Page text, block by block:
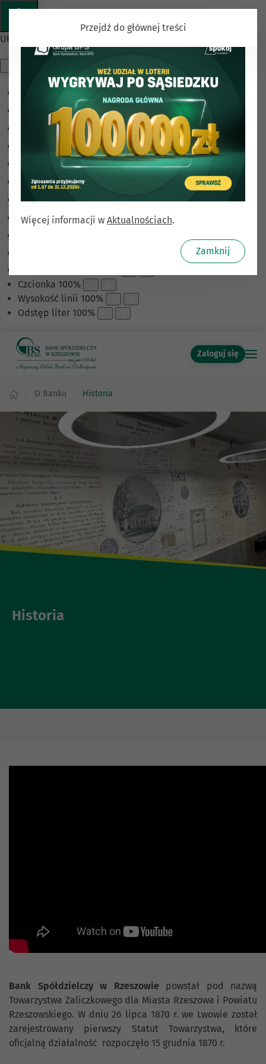
Ułatwienia dostępu
Monochromatyczny
Ciemny kontrast
Jasny kontrast
Niskie nasycenie
Wysokie nasycenie
Zaznacz linki
Zaznacz nagłówki
Czcionka 100%
Wysokość linii 100%
Odstęp liter 100%
Przejdź do głównej treści
Zaloguj się
O Banku Historia
Historia
Bank Spółdzielczy w Rzeszowie powstał pod nazwą
Towarzystwa Zaliczkowego dla Miasta Rzeszowa i Powiatu
Rzeszowskiego. W dniu 26 lipca 1870 r. we Lwowie został
zarejestrowany pierwszy Statut Towarzystwa, które
oficjalną działalność rozpoczęło 15 grudnia 1870 r.
Więcej informacji w Aktualnościach.
Zamknij